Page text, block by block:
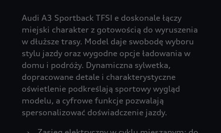
Audi A3 Sportback TFSI e doskonale łączy
miejski charakter z gotowością do wyruszenia
w dłuższe trasy. Model daje swobodę wyboru
stylu jazdy oraz wygodne opcje ładowania w
domu i podróży. Dynamiczna sylwetka,
dopracowane detale i charakterystyczne
oświetlenie podkreślają sportowy wygląd
modelu, a cyfrowe funkcje pozwalają
spersonalizować doświadczenie jazdy.